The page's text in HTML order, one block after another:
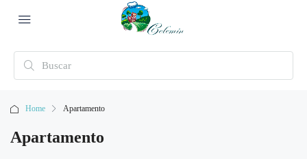
Home Apartamento
Apartamento